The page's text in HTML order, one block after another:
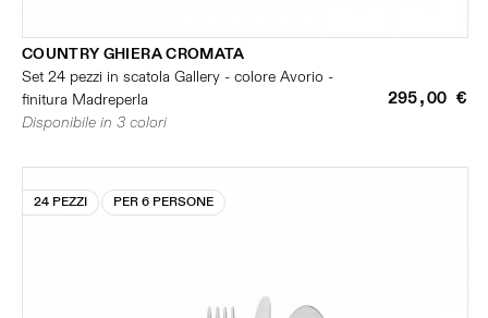
COUNTRY GHIERA CROMATA
Set 24 pezzi in scatola Gallery - colore Avorio -
finitura Madreperla
295,00 €
Disponibile in 3 colori
24 PEZZI PER 6 PERSONE